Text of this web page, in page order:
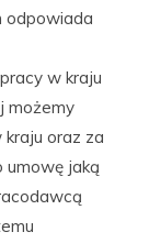
odpowiada
w kraju
możemy
oraz za
umowę jaką